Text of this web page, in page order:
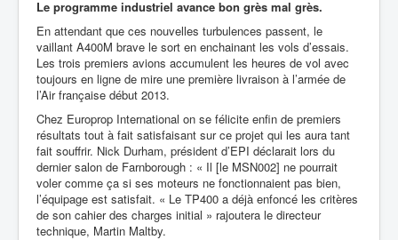
Le programme industriel avance bon grès mal grès.
En attendant que ces nouvelles turbulences passent, le
vaillant A400M brave le sort en enchainant les vols d’essais.
Les trois premiers avions accumulent les heures de vol avec
toujours en ligne de mire une première livraison à l’armée de
l’Air française début 2013.
Chez Europrop International on se félicite enfin de premiers
résultats tout à fait satisfaisant sur ce projet qui les aura tant
fait souffrir. Nick Durham, président d’EPI déclarait lors du
dernier salon de Farnborough : « Il [le MSN002] ne pourrait
voler comme ça si ses moteurs ne fonctionnaient pas bien,
l’équipage est satisfait. « Le TP400 a déjà enfoncé les critères
de son cahier des charges initial » rajoutera le directeur
technique, Martin Maltby.